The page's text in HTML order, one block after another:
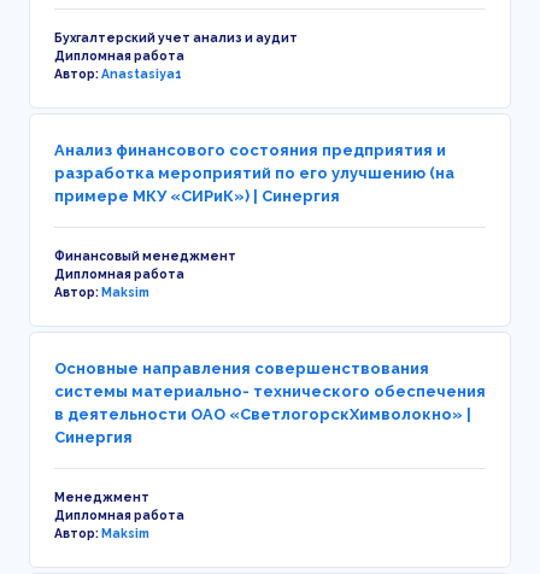
Бухгалтерский учет анализ и аудит
Дипломная работа
Автор:Anastasiya1
Анализ финансового состояния предприятия и
разработка мероприятий по его улучшению (на
примере МКУ «СИРиК») | Синергия
Финансовый менеджмент
Дипломная работа
Автор:Maksim
Основные направления совершенствования
системы материально- технического обеспечения
в деятельности ОАО «СветлогорскХимволокно» |
Синергия
Менеджмент
Дипломная работа
Автор:Maksim